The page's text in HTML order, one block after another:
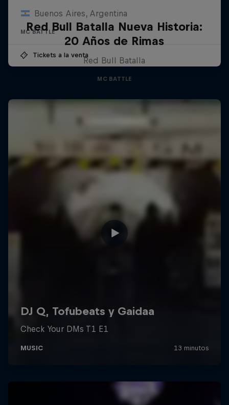
Buenos Aires, Argentina
MC BATTLE
Tickets a la venta
Red Bull Batalla Nueva Historia:
20 Años de Rimas
Red Bull Batalla
MC BATTLE